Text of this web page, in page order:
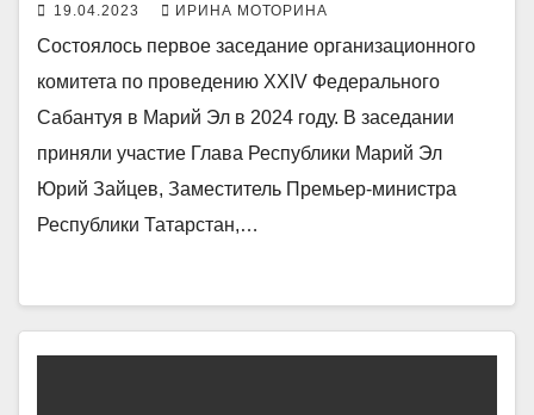
19.04.2023 ИРИНА МОТОРИНА
Состоялось первое заседание организационного
комитета по проведению XXIV Федерального
Сабантуя в Марий Эл в 2024 году. В заседании
приняли участие Глава Республики Марий Эл
Юрий Зайцев, Заместитель Премьер-министра
Республики Татарстан,…